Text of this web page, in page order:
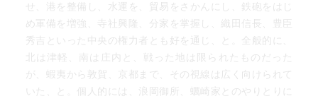
せ、港を整備し、水運を、貿易をさかんにし、鉄砲をはじ
め軍備を増強、寺社興隆、分家を掌握し、織田信長、豊臣
秀吉といった中央の権力者とも好を通じ、と。全般的に、
北は津軽、南は庄内と、戦った地は限られたものだった
が、蝦夷から敦賀、京都まで、その視線は広く向けられて
いた、と。個人的には、浪岡御所、蠣崎家とのやりとりに